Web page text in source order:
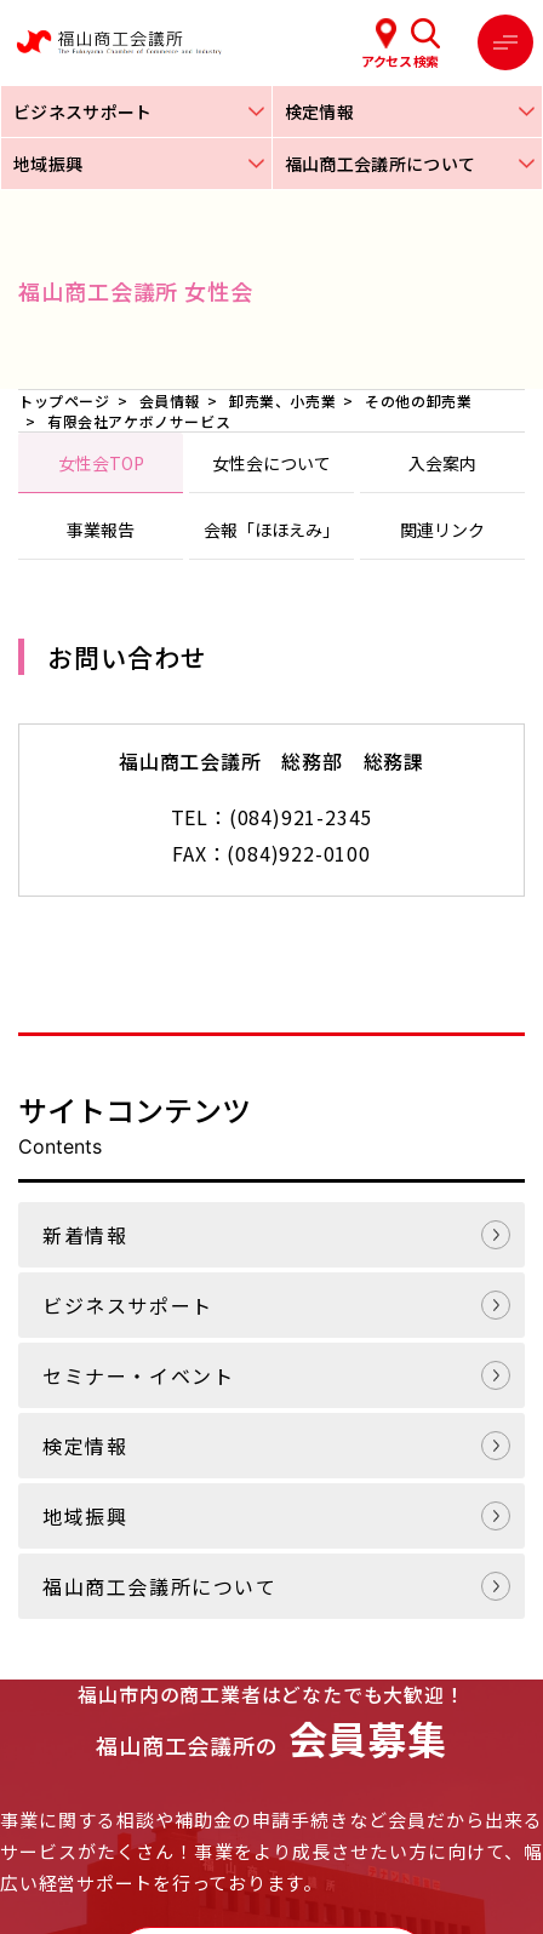
アクセス検索
ビジネスサポート 検定情報
地域振興 福山商工会議所について
福山商工会議所 女性会
トップページ 会員情報 卸売業、小売業
その他の卸売業
有限会社アケボノサービス
女性会TOP 女性会について 入会案内
事業報告 会報「ほほえみ」 関連リンク
お問い合わせ
福山商工会議所 総務部 総務課
TEL：(084)921-2345
FAX：(084)922-0100
サイトコンテンツ
Contents
新着情報
ビジネスサポート
セミナー・イベント
検定情報
地域振興
福山商工会議所について
福山市内の商工業者はどなたでも大歓迎！
福山商工会議所の 会員募集
事業に関する相談や補助金の申請手続きなど会員だから出来る
サービスがたくさん！事業をより成長させたい方に向けて、幅
広い経営サポートを行っております。